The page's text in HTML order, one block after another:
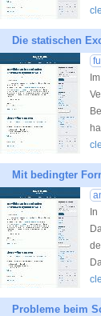
Die statischen
Mit bedingter
Probleme beim